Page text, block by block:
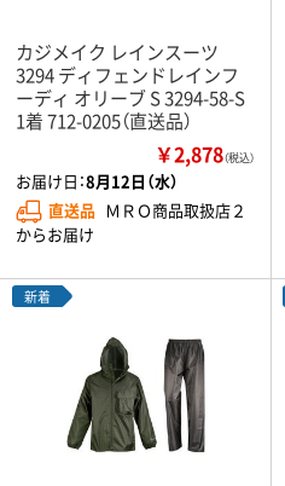
カジメイク レインスーツ
3294 ディフェンドレインフ
ーディ オリーブ S 3294-58-S
1着 712-0205（直送品）
￥2,878（税込）
お届け日：8月12日（水）
直送品 ＭＲＯ商品取扱店２
からお届け
新着